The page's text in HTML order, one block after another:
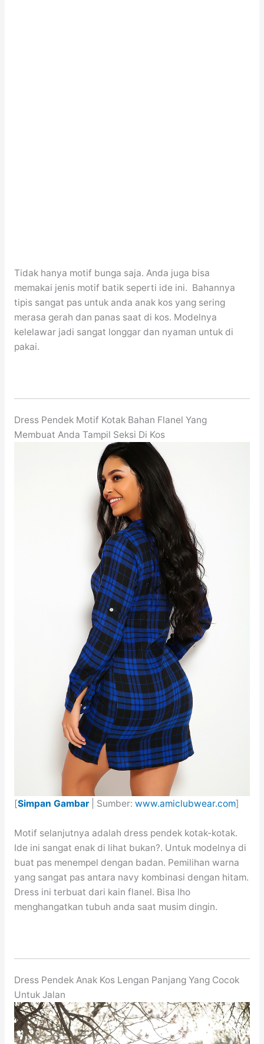
Tidak hanya motif bunga saja. Anda juga bisa
memakai jenis motif batik seperti ide ini. Bahannya
tipis sangat pas untuk anda anak kos yang sering
merasa gerah dan panas saat di kos. Modelnya
kelelawar jadi sangat longgar dan nyaman untuk di
pakai.
Dress Pendek Motif Kotak Bahan Flanel Yang
Membuat Anda Tampil Seksi Di Kos
[Simpan Gambar| Sumber: www.amiclubwear.com]
Motif selanjutnya adalah dress pendek kotak-kotak.
Ide ini sangat enak di lihat bukan?. Untuk modelnya di
buat pas menempel dengan badan. Pemilihan warna
yang sangat pas antara navy kombinasi dengan hitam.
Dress ini terbuat dari kain flanel. Bisa lho
menghangatkan tubuh anda saat musim dingin.
Dress Pendek Anak Kos Lengan Panjang Yang Cocok
Untuk Jalan